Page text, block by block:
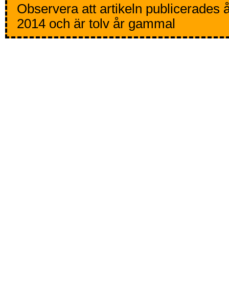
Observera att artikeln publicerades
2014 och är tolv år gammal